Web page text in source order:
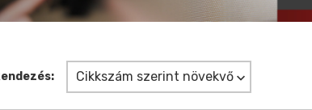
Cikkszám szerint növekvő